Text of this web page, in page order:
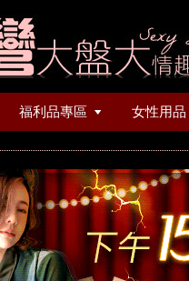
福利品專區 女性用品